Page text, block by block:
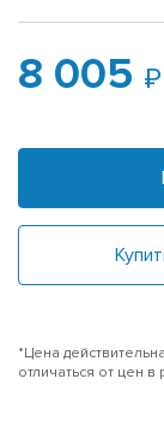
8 005
*Цена
отличаться от цен